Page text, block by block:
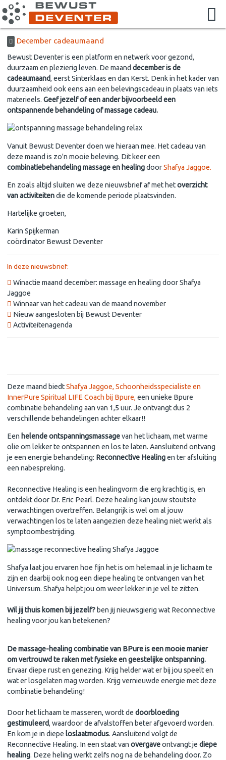
December cadeaumaand
Bewust Deventer is een platform en netwerk voor gezond,
duurzaam en plezierig leven. De maand december is de
cadeaumaand, eerst Sinterklaas en dan Kerst. Denk in het kader van
duurzaamheid ook eens aan een belevingscadeau in plaats van iets
materieels. Geef jezelf of een ander bijvoorbeeld een
ontspannende behandeling of massage cadeau.
Vanuit Bewust Deventer doen we hieraan mee. Het cadeau van
deze maand is zo'n mooie beleving. Dit keer een
combinatiebehandeling massage en healingdoorShafya Jaggoe.
En zoals altijd sluiten we deze nieuwsbrief af met hetoverzicht
van activiteitendie de komende periode plaatsvinden.
Hartelijke groeten,
Karin Spijkerman
coördinator Bewust Deventer
In deze nieuwsbrief:
Winactie maand december: massage en healing door Shafya
Jaggoe
Winnaar van het cadeau van de maand november
Nieuw aangesloten bij Bewust Deventer
Activiteitenagenda
Deze maand biedtShafya Jaggoe, Schoonheidsspecialiste en
InnerPure Spiritual LIFE Coach bij Bpure, een unieke Bpure
combinatie behandeling aan van 1,5 uur. Je ontvangt dus 2
verschillende behandelingen achter elkaar!!
Een helende ontspanningsmassagevan het lichaam, met warme
olie om lekker te ontspannen en los te laten. Aansluitend ontvang
je een energie behandeling: Reconnective Healingen ter afsluiting
een nabespreking.
Reconnective Healing is een healingvorm die erg krachtig is, en
ontdekt door Dr. Eric Pearl. Deze healing kan jouw stoutste
verwachtingen overtreffen. Belangrijk is wel om al jouw
verwachtingen los te laten aangezien deze healing niet werkt als
symptoombestrijding.
Shafya laat jou ervaren hoe fijn het is om helemaal in je lichaam te
zijn en daarbij ook nog een diepe healing te ontvangen van het
Universum. Shafya helpt jou om weer lekker in je vel te zitten.
Wil jij thuis komen bij jezelf? ben jij nieuwsgierig wat Reconnective
healing voor jou kan betekenen?
De massage-healing combinatie van BPure is een mooie manier
om vertrouwd te raken met fysieke en geestelijke ontspanning.
Ervaar diepe rust en genezing. Krijg helder wat er bij jou speelt en
wat er losgelaten mag worden. Krijg vernieuwde energie met deze
combinatie behandeling!
Door het lichaam te masseren, wordt de doorbloeding
gestimuleerd, waardoor de afvalstoffen beter afgevoerd worden.
En kom je in diepe loslaatmodus. Aansluitend volgt de
Reconnective Healing. In een staat van overgaveontvangt je diepe
healing. Deze heling werkt zelfs nog na de behandeling door. Zo